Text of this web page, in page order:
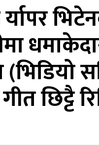
(भिडियो
छिट्टै